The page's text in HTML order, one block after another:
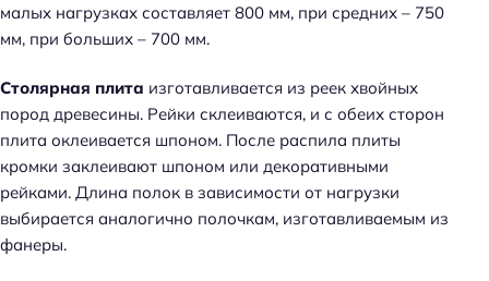
малых нагрузках составляет 800 мм, при средних – 750
мм, при больших – 700 мм.
Столярная плита изготавливается из реек хвойных
пород древесины. Рейки склеиваются, и с обеих сторон
плита оклеивается шпоном. После распила плиты
кромки заклеивают шпоном или декоративными
рейками. Длина полок в зависимости от нагрузки
выбирается аналогично полочкам, изготавливаемым из
фанеры.